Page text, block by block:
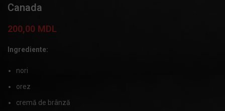
Canada
200,00 MDL
Ingrediente:
nori
orez
cremă de brânză